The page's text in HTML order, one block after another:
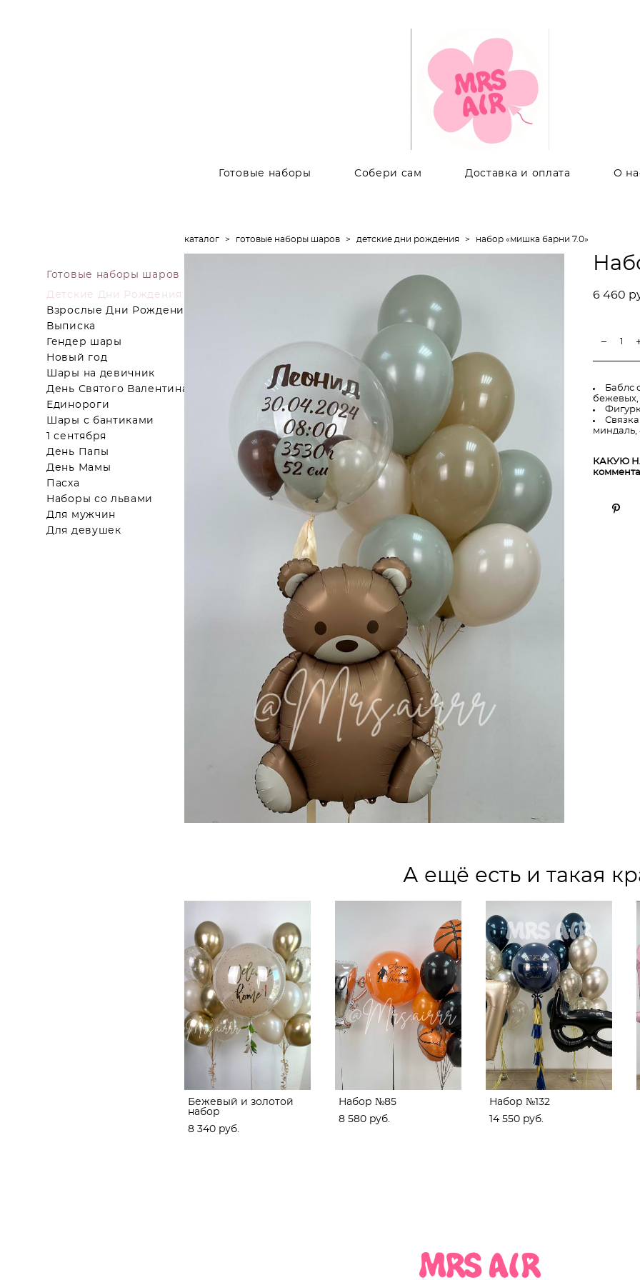
Готовые наборы Собери сам Доставка и оплата О
Готовые наборы шаров
Детские Дни Рождения
Взрослые Дни Рождения
Выписка
Гендер шары
Новый год
Шары на девичник
День Святого Валентина
Единороги
Шары с бантиками
1 сентября
День Папы
День Мамы
Пасха
Наборы со львами
Для мужчин
Для девушек
каталог > готовые наборы шаров > детские дни рождения > набор «мишка барни 7.0»
6 460
Баблс
бежевых,
миндаль,
КАКУЮ
А ещё есть и такая
Бежевый и золотой
набор
8 340 pуб.
Набор №85
8 580 pуб.
Набор №132
14 550 pуб.